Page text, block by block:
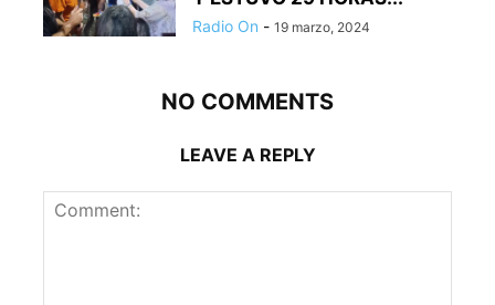
Radio On - 19 marzo, 2024
NO COMMENTS
LEAVE A REPLY